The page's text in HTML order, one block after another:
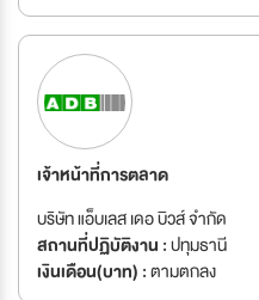
เจ้าหน้าที่การตลาด
บริษัท แอ็บเลส เดอ บิวส์ จำกัด
สถานที่ปฏิบัติงาน :ปทุมธานี
เงินเดือน(บาท) :ตามตกลง